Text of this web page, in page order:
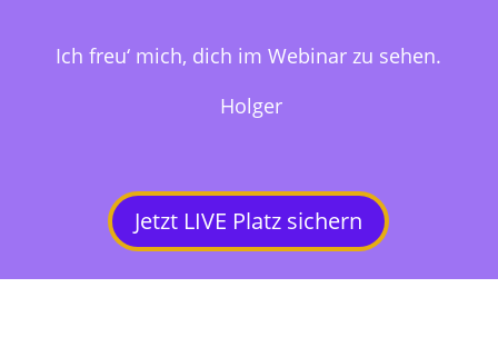
Ich freu‘ mich, dich im Webinar zu sehen.
Holger
Jetzt LIVE Platz sichern